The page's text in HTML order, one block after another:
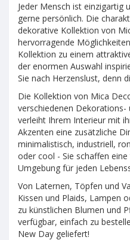
Jeder Mensch ist einzigartig
gerne persönlich. Die
dekorative Kollektion von
hervorragende
Kollektion zu einem
der enormen Auswahl
Sie nach Herzenslust, denn
Die Kollektion von Mica
verschiedenen
verleiht Ihrem Interieur mit
Akzenten eine zusätzliche
minimalistisch, industriell,
oder cool - Sie schaffen
Umgebung für jeden
Von Laternen, Töpfen und
Kissen und Plaids, Lampen
zu künstlichen Blumen und
verfügbar, einfach zu
New Day geliefert!